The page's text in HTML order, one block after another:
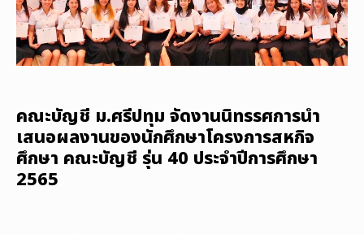
คณะบัญชี ม.ศรีปทุม จัดงานนิทรรศการนำ
เสนอผลงานของนักศึกษาโครงการสหกิจ
ศึกษา คณะบัญชี รุ่น 40 ประจำปีการศึกษา
2565